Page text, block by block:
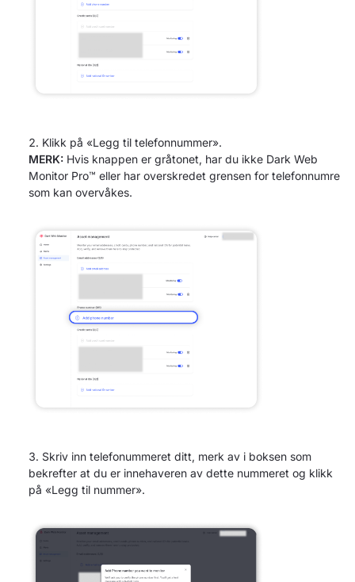
Klikk på «Legg til telefonnummer».
MERK: Hvis knappen er gråtonet, har du ikke Dark Web
Monitor Pro™ eller har overskredet grensen for telefonnumre
som kan overvåkes.
Skriv inn telefonummeret ditt, merk av i boksen som
bekrefter at du er innehaveren av dette nummeret og klikk
på «Legg til nummer».